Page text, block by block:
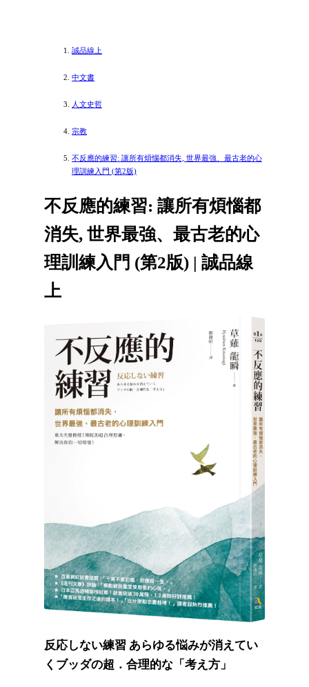
誠品線上
中文書
人文史哲
宗教
不反應的練習: 讓所有煩惱都消失, 世界最強、最古老的心
理訓練入門 (第2版)
不反應的練習: 讓所有煩惱都
消失, 世界最強、最古老的心
理訓練入門 (第2版) | 誠品線
上
反応しない練習 あらゆる悩みが消えてい
くブッダの超．合理的な「考え方」